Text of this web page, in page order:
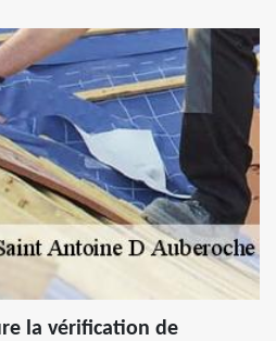
la vérification de